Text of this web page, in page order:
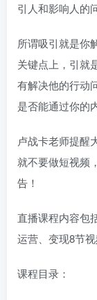
引人和影响人的
所谓吸引就是你
关键点上，引就
有解决他的行动
是否能通过你的
卢战卡老师提醒
就不要做短视频
告！
直播课程内容包
运营、变现8节
课程目录：